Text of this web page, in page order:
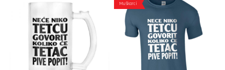
Muškarci